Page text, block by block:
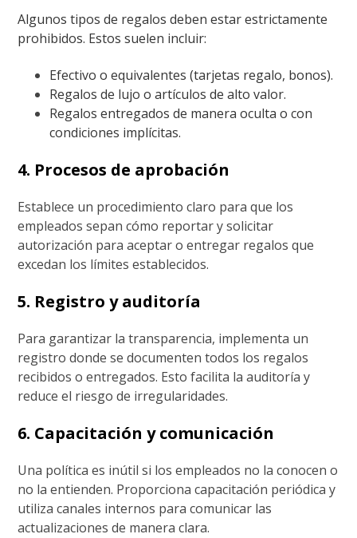
Algunos tipos de regalos deben estar estrictamente
prohibidos. Estos suelen incluir:
Efectivo o equivalentes (tarjetas regalo, bonos).
Regalos de lujo o artículos de alto valor.
Regalos entregados de manera oculta o con
condiciones implícitas.
4. Procesos de aprobación
Establece un procedimiento claro para que los
empleados sepan cómo reportar y solicitar
autorización para aceptar o entregar regalos que
excedan los límites establecidos.
5. Registro y auditoría
Para garantizar la transparencia, implementa un
registro donde se documenten todos los regalos
recibidos o entregados. Esto facilita la auditoría y
reduce el riesgo de irregularidades.
6. Capacitación y comunicación
Una política es inútil si los empleados no la conocen o
no la entienden. Proporciona capacitación periódica y
utiliza canales internos para comunicar las
actualizaciones de manera clara.